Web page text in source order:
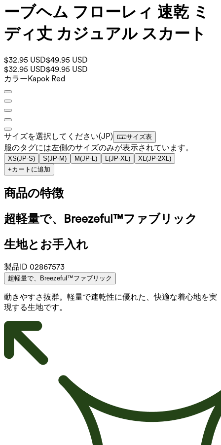
ーブヘム フローレィ 速乾 ミ
ディ丈 カジュアル スカート
$32.95 USD$49.95 USD
$32.95 USD$49.95 USD
カラーKapok Red
サイズを選択してください(JP) サイズ表
服のタグには左側のサイズのみが表示されています。
XS(JP-S) S(JP-M) M(JP-L) L(JP-XL) XL(JP-2XL)
+カートに追加
商品の特徴
超軽量で、Breezeful™ファブリック
生地とお手入れ
製品ID 02867573
超軽量で、Breezeful™ファブリック
動きやすさ抜群。軽量で速乾性に優れた、快適な着心地を実
現する生地です。